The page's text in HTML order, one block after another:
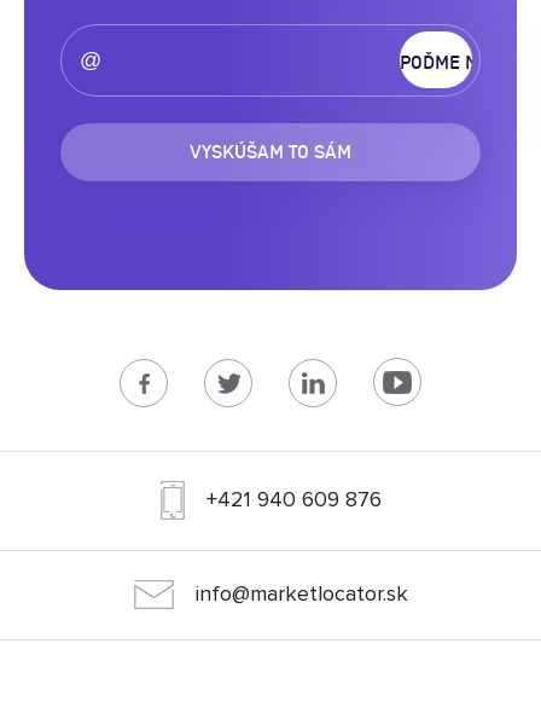
VYSKÚŠAM TO SÁM
+421 940 609 876
info@marketlocator.sk